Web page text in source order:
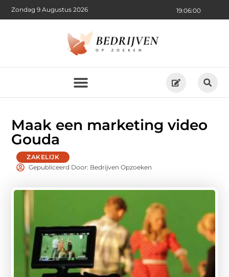
19:06:02
Zondag 9 Augustus 2026
Maak een marketing video
Gouda
ZAKELIJK
Gepubliceerd Door: Bedrijven Opzoeken